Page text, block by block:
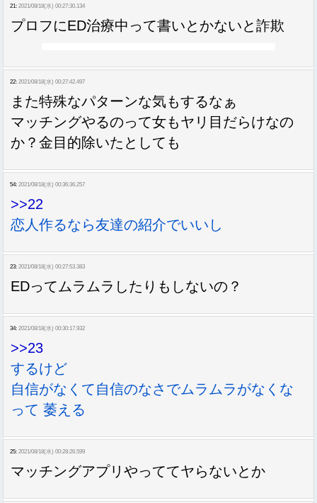
21: 2021/08/18(水) 00:27:30.134
プロフにED治療中って書いとかないと詐欺
22: 2021/08/18(水) 00:27:42.497
また特殊なパターンな気もするなぁ
マッチングやるのって女もヤリ目だらけなの
か？金目的除いたとしても
54: 2021/08/18(水) 00:36:36.257
>>22
恋人作るなら友達の紹介でいいし
23: 2021/08/18(水) 00:27:53.383
EDってムラムラしたりもしないの？
34: 2021/08/18(水) 00:30:17.932
>>23
するけど
自信がなくて自信のなさでムラムラがなくな
って 萎える
25: 2021/08/18(水) 00:28:26.599
マッチングアプリやっててヤらないとか